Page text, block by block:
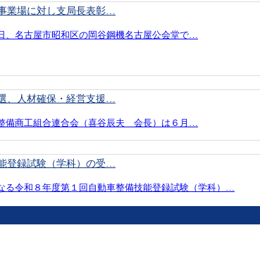
業場に対し支局長表彰…
、名古屋市昭和区の岡谷鋼機名古屋公会堂で…
、人材確保・経営支援…
備商工組合連合会（喜谷辰夫 会長）は６月…
登録試験（学科）の受…
る令和８年度第１回自動車整備技能登録試験（学科）…